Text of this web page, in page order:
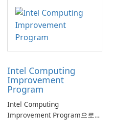
Intel Computing
Improvement
Program
Intel Computing
Improvement Program으로